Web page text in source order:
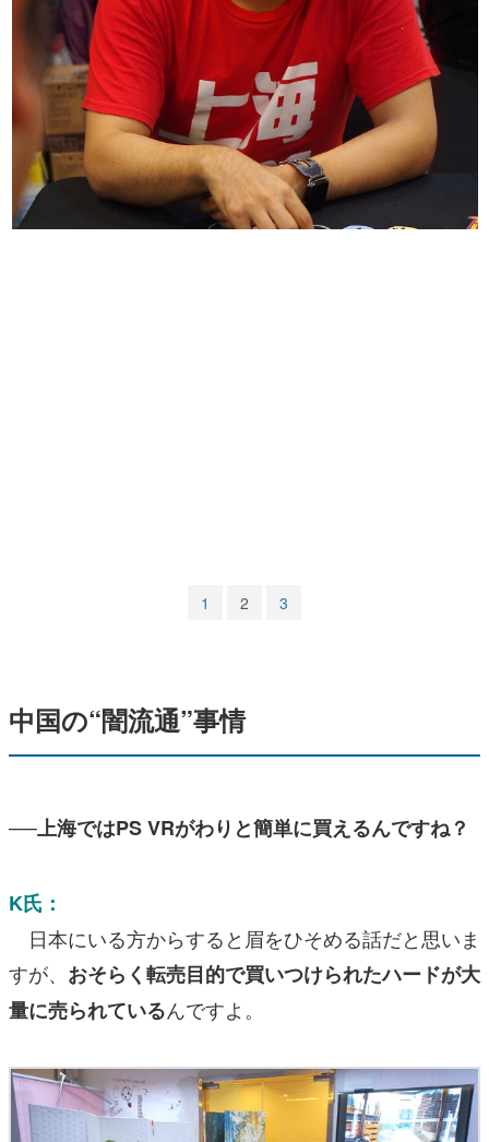
日本モバイルゲーム産業史
日本のモバイルゲーム史における主要なトピック・タイト
ルを網羅するほか、開発者へのインタビューや識者による
解説を掲載。約20年の歴史が一望できる決定版！
若ゲのいたり〜ゲームクリエイターの青春〜
『うつヌケ』『ペンと箸』等で知られるマンガ家・田中圭
一先生によるゲーム業界レポートマンガです。
なんでゲームは面白い？
ゲーム開発者・hamatsu氏がゲームの魅力を画面や操作の
具体的な形から解き明かしていく、硬派で骨太な評論連載
1 2 3
中国の“闇流通”事情
──上海ではPS VRがわりと簡単に買えるんですね？
K氏：
日本にいる方からすると眉をひそめる話だと思いま
すが、 おそらく転売目的で買いつけられたハードが大
量に売られているんですよ。